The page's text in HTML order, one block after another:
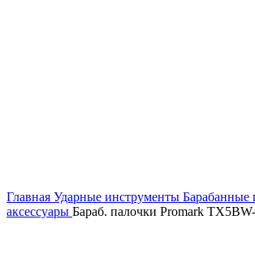
Главная Ударные инструменты Барабанные
аксессуары Бараб. палочки Promark